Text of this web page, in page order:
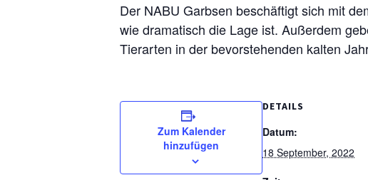
Der NABU Garbsen beschäftigt sich mit
wie dramatisch die Lage ist. Außerdem
Tierarten in der bevorstehenden kalten
Zum Kalender
hinzufügen
DETAILS
Datum:
18 September, 2022